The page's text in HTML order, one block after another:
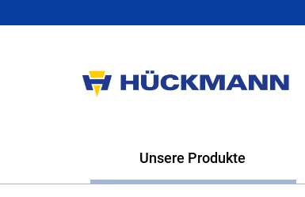
Unsere Produkte